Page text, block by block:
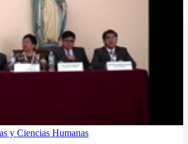
y Ciencias Humanas